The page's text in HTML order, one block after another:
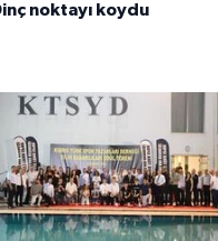
noktayı koydu